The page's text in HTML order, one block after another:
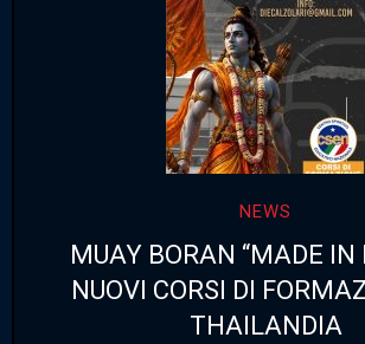
NEWS
MUAY BORAN “MADE IN
NUOVI CORSI DI
THAILANDIA